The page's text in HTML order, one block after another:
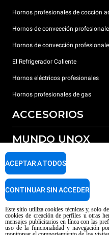
Hornos profesionales de cocción
Hornos de convección
Hornos de convección
El Refrigerador Caliente
Hornos eléctricos profesionales
Hornos profesionales de gas
ACCESORIOS
Todos los accesorios
Detergentes para lavado automático
Detergentes para lavado manual
Tratamiento de agua con filtros de
MUNDO UNOX
Nuestras sedes en el mundo
SOPORTE
Garantía Unox
Centros de servicio técnico
Aviso sobre el contenido generado
Este sitio utiliza cookies técnicas y, solo
cookies de creación de perfiles u otras
mensajes publicitarios en línea con las
uso de la funcionalidad y navegación
ACEPTAR A TODOS
CONTINUAR SIN ACCEDER